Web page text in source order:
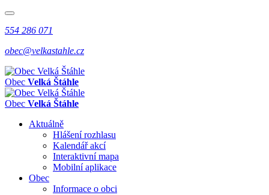
554 286 071
obec@velkastahle.cz
Obec Velká Štáhle
Obec Velká Štáhle
Aktuálně
Hlášení rozhlasu
Kalendář akcí
Interaktivní mapa
Mobilní aplikace
Obec
Informace o obci